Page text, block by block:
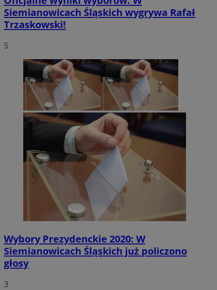
Siemianowicach Śląskich wygrywa Rafał
Trzaskowski!
5
Wybory Prezydenckie 2020: W
Siemianowicach Śląskich już policzono
głosy
3